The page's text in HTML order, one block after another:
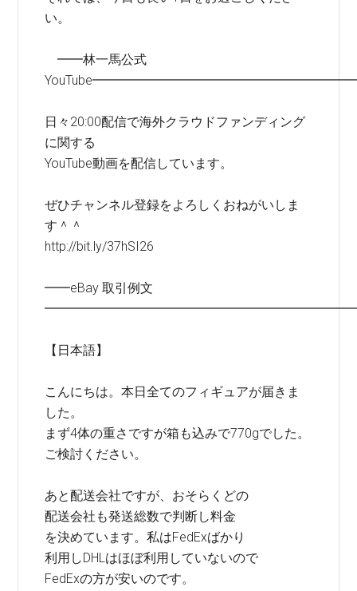
い。
━━林一馬公式
日々20:00配信で海外クラウドファンディング
に関する
YouTube動画を配信しています。
ぜひチャンネル登録をよろしくおねがいしま
す＾＾
http://bit.ly/37hSI26
━━eBay 取引例文
【日本語】
こんにちは。本日全てのフィギュアが届きま
した。
まず4体の重さですが箱も込みで770gでした。
ご検討ください。
あと配送会社ですが、おそらくどの
配送会社も発送総数で判断し料金
を決めています。私はFedExばかり
利用しDHLはほぼ利用していないので
FedExの方が安いのです。